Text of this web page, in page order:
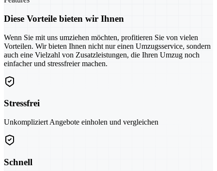
Diese Vorteile bieten wir Ihnen
Wenn Sie mit uns umziehen möchten, profitieren Sie von vielen
Vorteilen. Wir bieten Ihnen nicht nur einen Umzugsservice, sondern
auch eine Vielzahl von Zusatzleistungen, die Ihren Umzug noch
einfacher und stressfreier machen.
Stressfrei
Unkompliziert Angebote einholen und vergleichen
Schnell